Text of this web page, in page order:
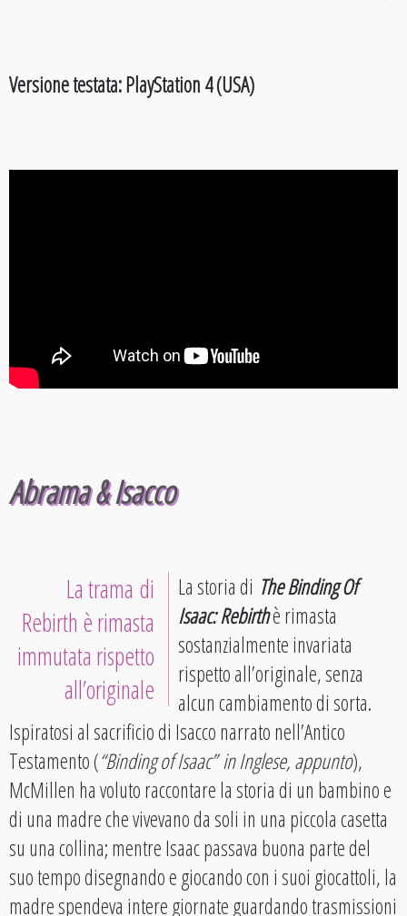
Versione testata: PlayStation 4 (USA)
Abrama & Isacco
La trama di
Rebirth è rimasta
immutata rispetto
all’originale
La storia di The Binding Of
Isaac: Rebirthè rimasta
sostanzialmente invariata
rispetto all’originale, senza
alcun cambiamento di sorta.
Ispiratosi al sacrificio di Isacco narrato nell’Antico
Testamento (“Binding of Isaac”in Inglese, appunto),
McMillen ha voluto raccontare la storia di un bambino e
di una madre che vivevano da soli in una piccola casetta
su una collina; mentre Isaac passava buona parte del
suo tempo disegnando e giocando con i suoi giocattoli, la
madre spendeva intere giornate guardando trasmissioni